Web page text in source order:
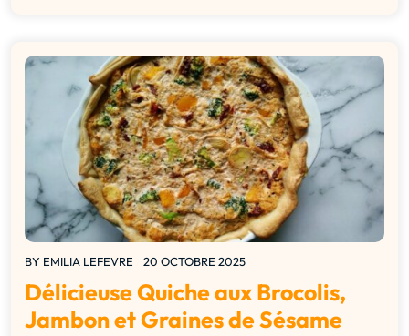
BY EMILIA LEFEVRE 20 OCTOBRE 2025
Délicieuse Quiche aux Brocolis,
Jambon et Graines de Sésame